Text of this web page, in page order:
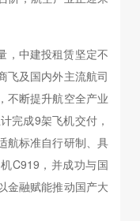
，中建投租赁坚定不
飞及国内外主流航司
不断提升航空全产业
完成9架飞机交付，
航标准自行研制、具
C919，并成功与国
金融赋能推动国产大